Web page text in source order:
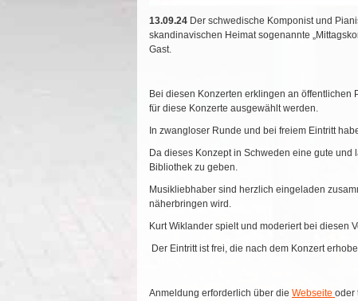
13.09.24 Der schwedische Komponist und
skandinavischen Heimat sogenannte
Gast.
Bei diesen Konzerten erklingen an
für diese Konzerte ausgewählt werden.
In zwangloser Runde und bei freiem Eintritt
Da dieses Konzept in Schweden eine gute
Bibliothek zu geben.
Musikliebhaber sind herzlich eingeladen
näherbringen wird.
Kurt Wiklander spielt und moderiert bei diesen
Der Eintritt ist frei, die nach dem Konzert
Anmeldung erforderlich über die Webseite oder